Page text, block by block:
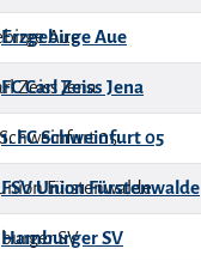
Erzgebirge Aue
FC Carl Zeiss Jena
1. FC Schweinfurt 05
FSV Union Fürstenwalde
Hamburger SV